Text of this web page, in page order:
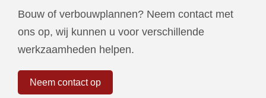
Bouw of verbouwplannen? Neem contact met
ons op, wij kunnen u voor verschillende
werkzaamheden helpen.
Neem contact op